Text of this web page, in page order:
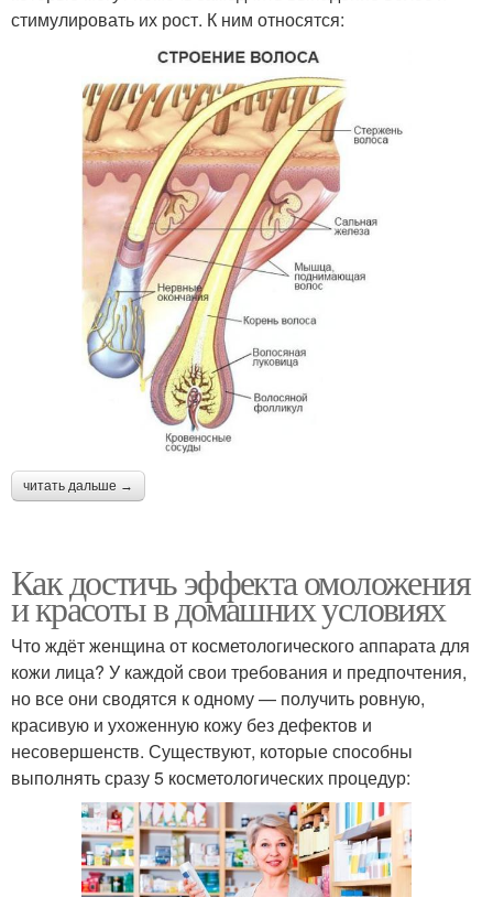
стимулировать их рост. К ним относятся:
читать дальше →
Как достичь эффекта омоложения
и красоты в домашних условиях
Что ждёт женщина от косметологического аппарата для
кожи лица? У каждой свои требования и предпочтения,
но все они сводятся к одному — получить ровную,
красивую и ухоженную кожу без дефектов и
несовершенств. Существуют, которые способны
выполнять сразу 5 косметологических процедур: